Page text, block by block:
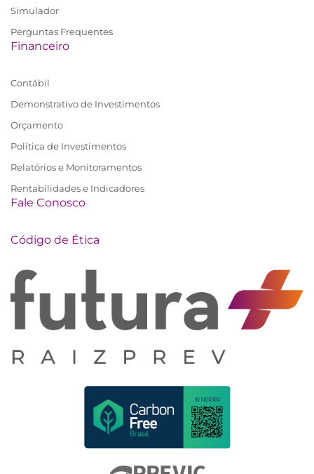
Simulador
Perguntas Frequentes
Financeiro
Contábil
Demonstrativo de Investimentos
Orçamento
Política de Investimentos
Relatórios e Monitoramentos
Rentabilidades e Indicadores
Fale Conosco
Código de Ética